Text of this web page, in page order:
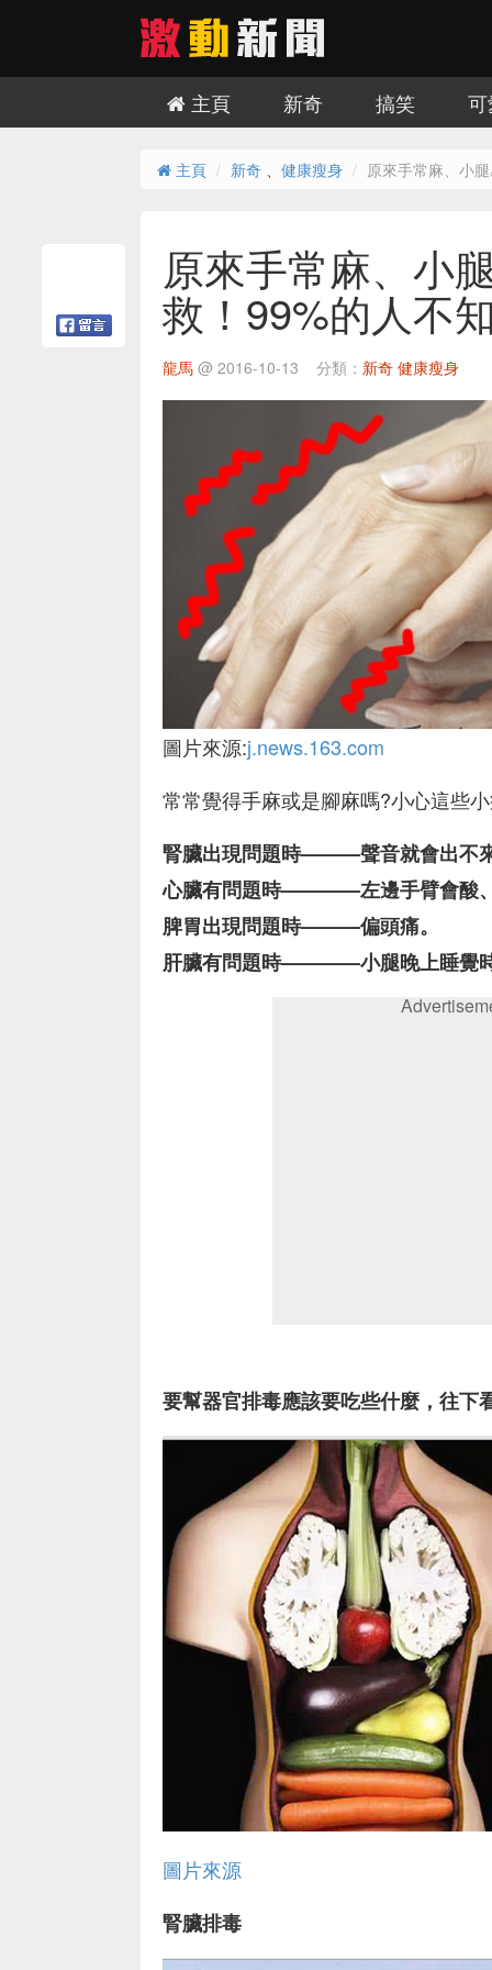
主頁 新奇 搞笑
主頁 新奇 、 健康瘦身 原來手常麻、小
原來手常麻、小
救！99%的人不
龍馬 @ 2016-10-13 分類： 新奇 健康瘦身
圖片來源:j.news.163.com
常常覺得手麻或是腳麻嗎?小心這些
腎臟出現問題時———聲音就會出不
心臟有問題時————左邊手臂會酸
脾胃出現問題時———偏頭痛。
肝臟有問題時————小腿晚上睡覺
要幫器官排毒應該要吃些什麼，往下
圖片來源
腎臟排毒